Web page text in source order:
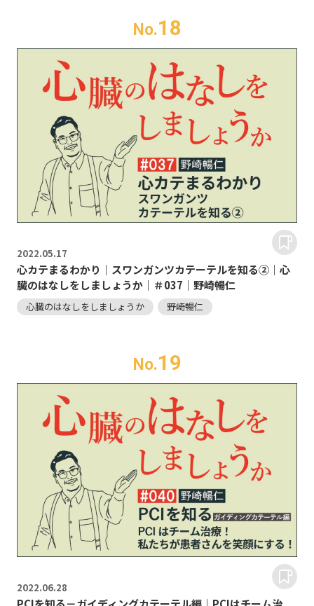
No.18
2022.05.17
心カテまるわかり｜スワンガンツカテーテルを知る②｜心
臓のはなしをしましょうか｜＃037｜野崎暢仁
心臓のはなしをしましょうか 野崎暢仁
No.19
2022.06.28